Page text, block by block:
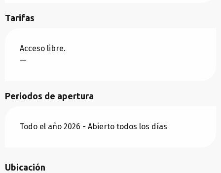
Tarifas
Acceso libre.
—
Periodos de apertura
Todo el año 2026 - Abierto todos los días
Ubicación